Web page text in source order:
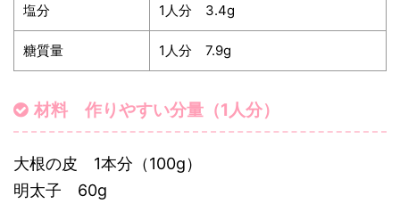
塩分 1人分 3.4g
糖質量 1人分 7.9g
材料 作りやすい分量（1人分）
大根の皮 1本分（100g）
明太子 60g